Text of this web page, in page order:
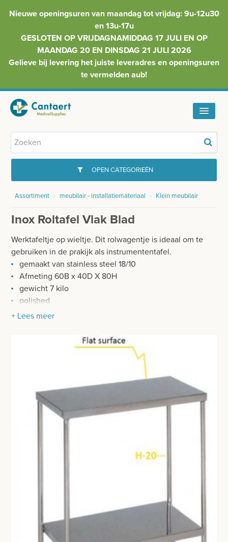
Nieuwe openingsuren van maandag tot vrijdag: 9u-12u30
en 13u-17u
GESLOTEN OP VRIJDAGNAMIDDAG 17 JULI EN OP
MAANDAG 20 EN DINSDAG 21 JULI 2026
Gelieve bij levering het juiste leveradres en openingsuren
te vermelden aub!
HOME
OPERATIE SETS
CONTACT
registreer
login
Prijzen worden nu inclusief BTW getoond
WIJZIG NAAR EXCLUSIEF BTW
OPEN CATEGORIEËN
GYNAECOLOGIE
INJECTIEMATERIAAL
WOND- EN VERBANDMATERIAAL
HANDSCHOENEN
HECHTINGSMATERIAAL
OPERATIE-PROTECTIEMATERIAAL
APPARATUUR EN DIAGNOSE
VERBRUIKSMATERIAAL
DIVERSEN
Assortiment › meubilair - installatiemateriaal › Klein meubilair
Inox Roltafel Vlak Blad
Werktafeltje op wieltje. Dit rolwagentje is ideaal om te
gebruiken in de prakijk als instrumententafel.
gemaakt van stainless steel 18/10
Afmeting 60B x 40D X 80H
gewicht 7 kilo
polished
afgeronde hoeken
+ Lees meer